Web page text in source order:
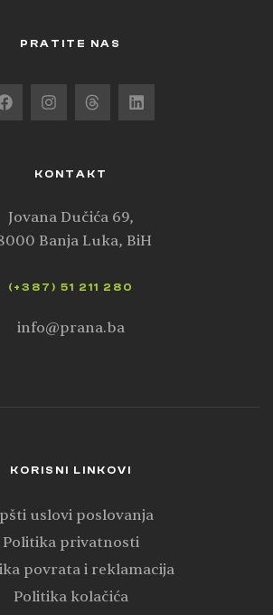
PRATITE NAS
KORISNI LINKOVI
uslovi poslovanja
Politika privatnosti
povrata i reklamacija
Politika kolačića
KONTAKT
Jovana Dučića 69,
Banja Luka, BiH
(+387) 51 211 280
info@prana.ba